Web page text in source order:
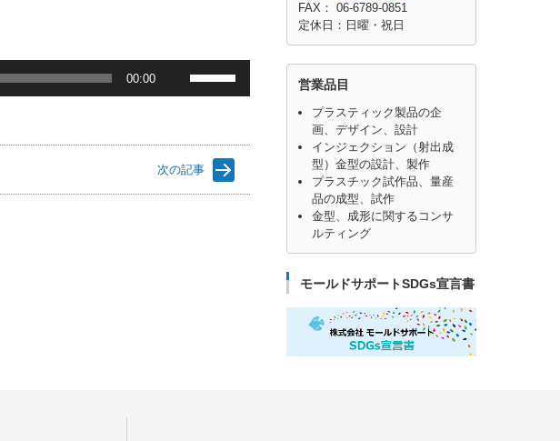
00:00
調
節
次の記事
FAX： 06-6789-0851
定休日：日曜・祝日
営業品目
プラスティック製品の企
画、デザイン、設計
インジェクション（射出成
型）金型の設計、製作
プラスチック試作品、量産
品の成型、試作
金型、成形に関するコンサ
ルティング
モールドサポートSDGs宣言書